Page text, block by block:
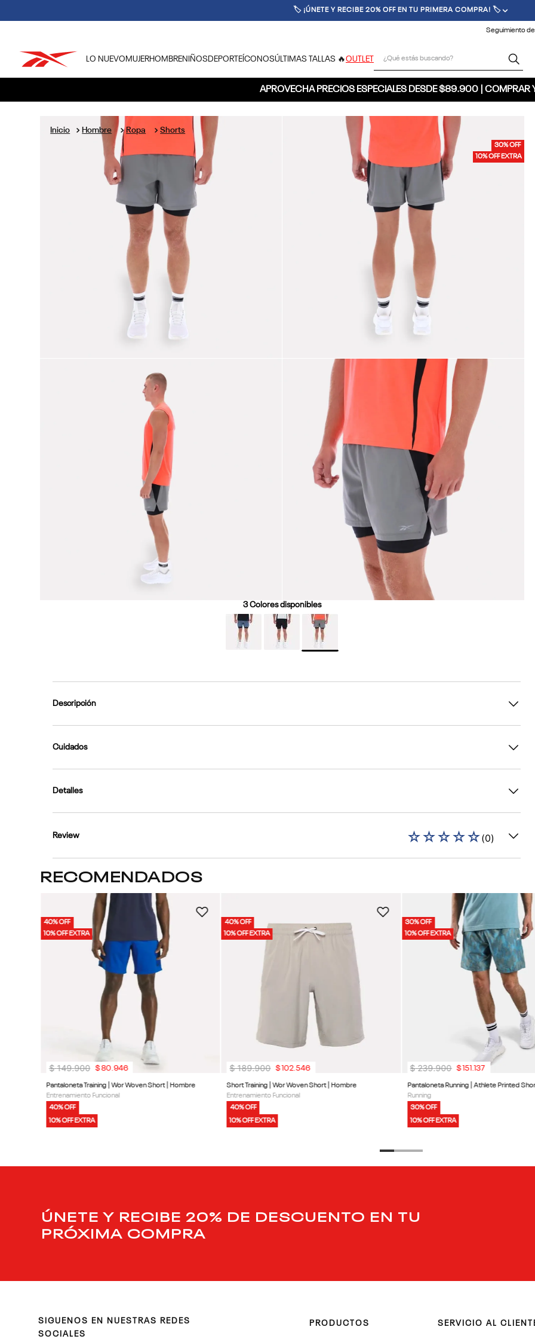
🏷️ ¡ÚNETE Y RECIBE 20% OFF EN TU PRIMERA COMPRA! 🏷️
Seguimiento
LO NUEVO MUJERHOMBRENIÑOSDEPORTE ÍCONOSÚLTIMAS TALLAS 🔥OUTLET
APROVECHA PRECIOS ESPECIALES DESDE $89.900 | COMPRAR
30% OFF
10% OFF EXTRA
Hombre Ropa Shorts
3Colores disponibles
Descripción
Cuidados
Detalles
Review ☆☆☆☆☆(0)
RECOMENDADOS
40% OFF
10% OFF EXTRA
Pantaloneta Training | Wor Woven Short | Hombre
Entrenamiento Funcional
40% OFF
10% OFF EXTRA
$ 149.900 $80.946
40% OFF
10% OFF EXTRA
Short Training | Wor Woven Short | Hombre
Entrenamiento Funcional
40% OFF
10% OFF EXTRA
$ 189.900 $102.546
30% OFF
10% OFF EXTRA
Pantaloneta Running | Athlete Printed
Running
30% OFF
10% OFF EXTRA
$ 239.900 $151.137
ÚNETE Y RECIBE 20% DE DESCUENTO EN TU
PRÓXIMA COMPRA
SIGUENOS EN NUESTRAS REDES
SOCIALES
PRODUCTOS SERVICIO AL
1.
tenis hombre
tenis reebok classics
once caldas
6.
fútbol
américa cali
camisetas
club c
10 . reebok classics